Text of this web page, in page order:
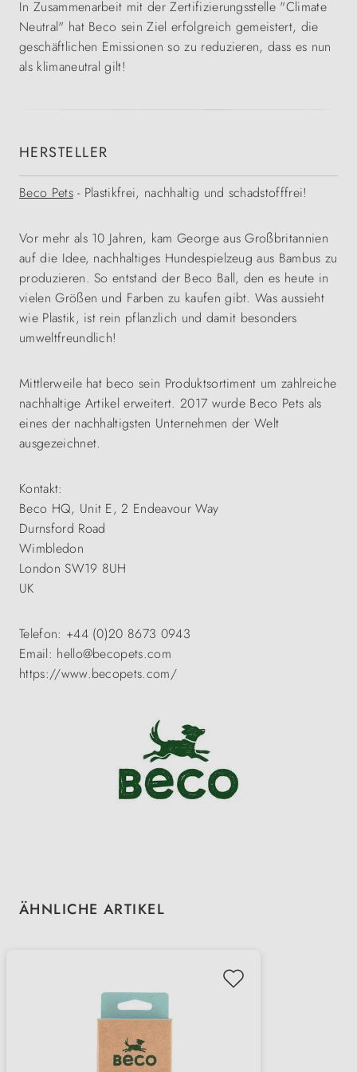
In Zusammenarbeit mit der Zertifizierungsstelle "Climate
Neutral" hat Beco sein Ziel erfolgreich gemeistert, die
geschäftlichen Emissionen so zu reduzieren, dass es nun
als klimaneutral gilt!
HERSTELLER
Beco Pets- Plastikfrei, nachhaltig und schadstofffrei!
Vor mehr als 10 Jahren, kam George aus Großbritannien
auf die Idee, nachhaltiges Hundespielzeug aus Bambus zu
produzieren. So entstand der Beco Ball, den es heute in
vielen Größen und Farben zu kaufen gibt. Was aussieht
wie Plastik, ist rein pflanzlich und damit besonders
umweltfreundlich!
Mittlerweile hat beco sein Produktsortiment um zahlreiche
nachhaltige Artikel erweitert. 2017 wurde Beco Pets als
eines der nachhaltigsten Unternehmen der Welt
ausgezeichnet.
Kontakt:
Beco HQ, Unit E, 2 Endeavour Way
Durnsford Road
Wimbledon
London SW19 8UH
UK
Telefon: +44 (0)20 8673 0943
Email: hello@becopets.com
https://www.becopets.com/
Produktgalerie überspringen
ÄHNLICHE ARTIKEL